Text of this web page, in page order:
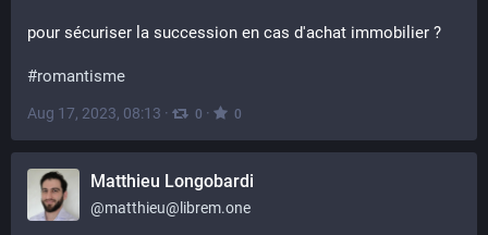
pour sécuriser la succession en cas d'achat immobilier ?
#romantisme
Aug 17, 2023, 08:13 · 0 · 0
Matthieu Longobardi
@matthieu@librem.one